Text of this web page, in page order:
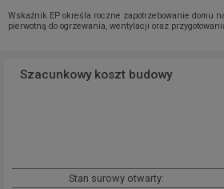
Wskaźnik EP określa roczne zapotrzebowanie domu
pierwotną do ogrzewania, wentylacji oraz
Szacunkowy koszt budowy
Stan surowy otwarty: